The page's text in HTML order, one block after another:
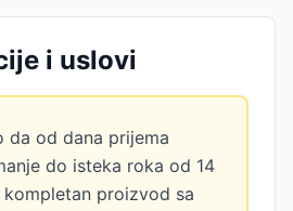
i uslovi
da od dana prijema
do isteka roka od 14
proizvod sa